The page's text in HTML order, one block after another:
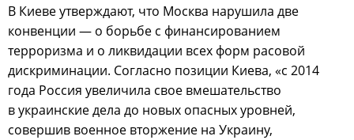
В Киеве утверждают, что Москва нарушила две
конвенции — о борьбе с финансированием
терроризма и о ликвидации всех форм расовой
дискриминации. Согласно позиции Киева, «с 2014
года Россия увеличила свое вмешательство
в украинские дела до новых опасных уровней,
совершив военное вторжение на Украину,